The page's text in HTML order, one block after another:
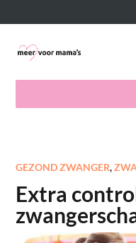
GEZOND ZWANGER,
Extra